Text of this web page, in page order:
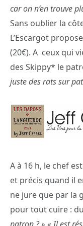
car on n’en trouve
Sans oublier la
L’Escargot
(20€). A ceux qui
des Skippy* le
juste des rats sur
A à 16 h, le chef
et précis quand il
ne jure que par la
pour tout cuire :